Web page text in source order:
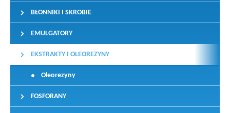
BŁONNIKI I SKROBIE
EMULGATORY
EKSTRAKTY I OLEOREZYNY
Oleorezyny
FOSFORANY